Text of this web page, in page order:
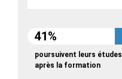
41%
poursuivent leurs études
après la formation